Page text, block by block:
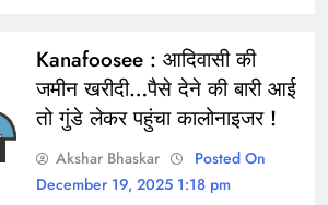
Kanafoosee : आदिवासी की
जमीन खरीदी…पैसे देने की बारी आई
तो गुंडे लेकर पहुंचा कालोनाइजर !
Akshar Bhaskar
Posted On
December 19, 2025 1:18 pm